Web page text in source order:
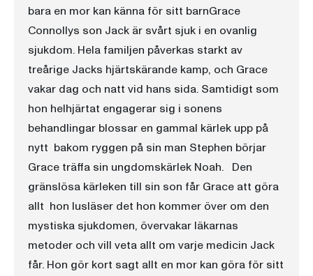
bara en mor kan känna för sitt barnGrace
Connollys son Jack är svårt sjuk i en ovanlig
sjukdom. Hela familjen påverkas starkt av
treårige Jacks hjärtskärande kamp, och Grace
vakar dag och natt vid hans sida. Samtidigt som
hon helhjärtat engagerar sig i sonens
behandlingar blossar en gammal kärlek upp på
nytt  bakom ryggen på sin man Stephen börjar
Grace träffa sin ungdomskärlek Noah. Den
gränslösa kärleken till sin son får Grace att göra
allt  hon lusläser det hon kommer över om den
mystiska sjukdomen, övervakar läkarnas
metoder och vill veta allt om varje medicin Jack
får. Hon gör kort sagt allt en mor kan göra för sitt